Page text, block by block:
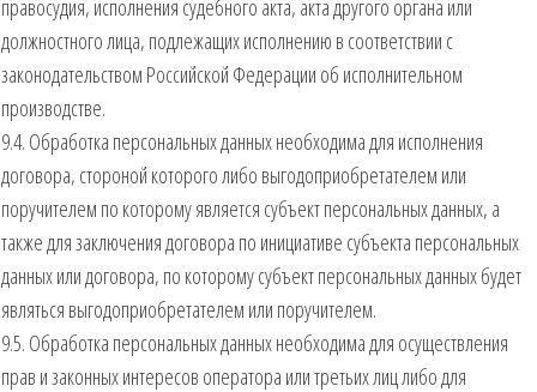
правосудия, исполнения судебного акта, акта другого органа или
должностного лица, подлежащих исполнению в соответствии с
законодательством Российской Федерации об исполнительном
производстве.
9.4. Обработка персональных данных необходима для исполнения
договора, стороной которого либо выгодоприобретателем или
поручителем по которому является субъект персональных данных, а
также для заключения договора по инициативе субъекта персональных
данных или договора, по которому субъект персональных данных будет
являться выгодоприобретателем или поручителем.
9.5. Обработка персональных данных необходима для осуществления
прав и законных интересов оператора или третьих лиц либо для